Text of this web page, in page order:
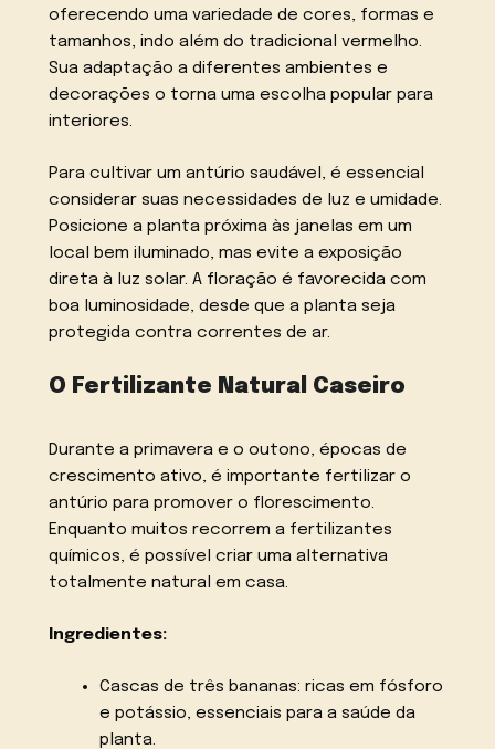
oferecendo uma variedade de cores, formas e
tamanhos, indo além do tradicional vermelho.
Sua adaptação a diferentes ambientes e
decorações o torna uma escolha popular para
interiores.
Para cultivar um antúrio saudável, é essencial
considerar suas necessidades de luz e umidade.
Posicione a planta próxima às janelas em um
local bem iluminado, mas evite a exposição
direta à luz solar. A floração é favorecida com
boa luminosidade, desde que a planta seja
protegida contra correntes de ar.
O Fertilizante Natural Caseiro
Durante a primavera e o outono, épocas de
crescimento ativo, é importante fertilizar o
antúrio para promover o florescimento.
Enquanto muitos recorrem a fertilizantes
químicos, é possível criar uma alternativa
totalmente natural em casa.
Ingredientes:
Cascas de três bananas: ricas em fósforo
e potássio, essenciais para a saúde da
planta.